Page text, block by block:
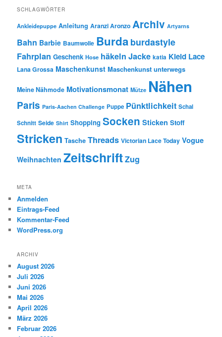
SCHLAGWÖRTER
Ankleidepuppe Anleitung Aranzi Aronzo Archiv Artyarns
Bahn Barbie Baumwolle Burda burdastyle
Fahrplan Geschenk Hose häkeln Jacke katia Kleid Lace
Lana Grossa Maschenkunst Maschenkunst unterwegs
Meine Nähmode Motivationsmonat Mütze Nähen
Paris Paris-Aachen Challenge Puppe Pünktlichkeit Schal
Schnitt Seide Shirt Shopping Socken Sticken Stoff
Stricken Tasche Threads Victorian Lace Today Vogue
Weihnachten ZeitschriftZug
META
Anmelden
Eintrags-Feed
Kommentar-Feed
WordPress.org
ARCHIV
August 2026
Juli 2026
Juni 2026
Mai 2026
April 2026
März 2026
Februar 2026